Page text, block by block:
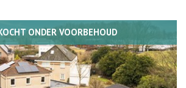
ONDER VOORBEHOUD